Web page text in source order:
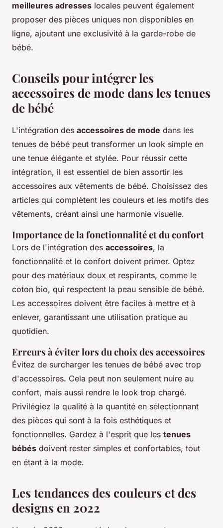
meilleures adresses locales peuvent également
proposer des pièces uniques non disponibles en
ligne, ajoutant une exclusivité à la garde-robe de
bébé.
Conseils pour intégrer les
accessoires de mode dans les tenues
de bébé
L'intégration des accessoires de mode dans les
tenues de bébé peut transformer un look simple en
une tenue élégante et stylée. Pour réussir cette
intégration, il est essentiel de bien assortir les
accessoires aux vêtements de bébé. Choisissez des
articles qui complètent les couleurs et les motifs des
vêtements, créant ainsi une harmonie visuelle.
Importance de la fonctionnalité et du confort
Lors de l'intégration des accessoires, la
fonctionnalité et le confort doivent primer. Optez
pour des matériaux doux et respirants, comme le
coton bio, qui respectent la peau sensible de bébé.
Les accessoires doivent être faciles à mettre et à
enlever, garantissant une utilisation pratique au
quotidien.
Erreurs à éviter lors du choix des accessoires
Évitez de surcharger les tenues de bébé avec trop
d'accessoires. Cela peut non seulement nuire au
confort, mais aussi rendre le look trop chargé.
Privilégiez la qualité à la quantité en sélectionnant
des pièces qui sont à la fois esthétiques et
fonctionnelles. Gardez à l'esprit que les tenues
bébés doivent rester simples et confortables, tout
en étant à la mode.
Les tendances des couleurs et des
designs en 2022